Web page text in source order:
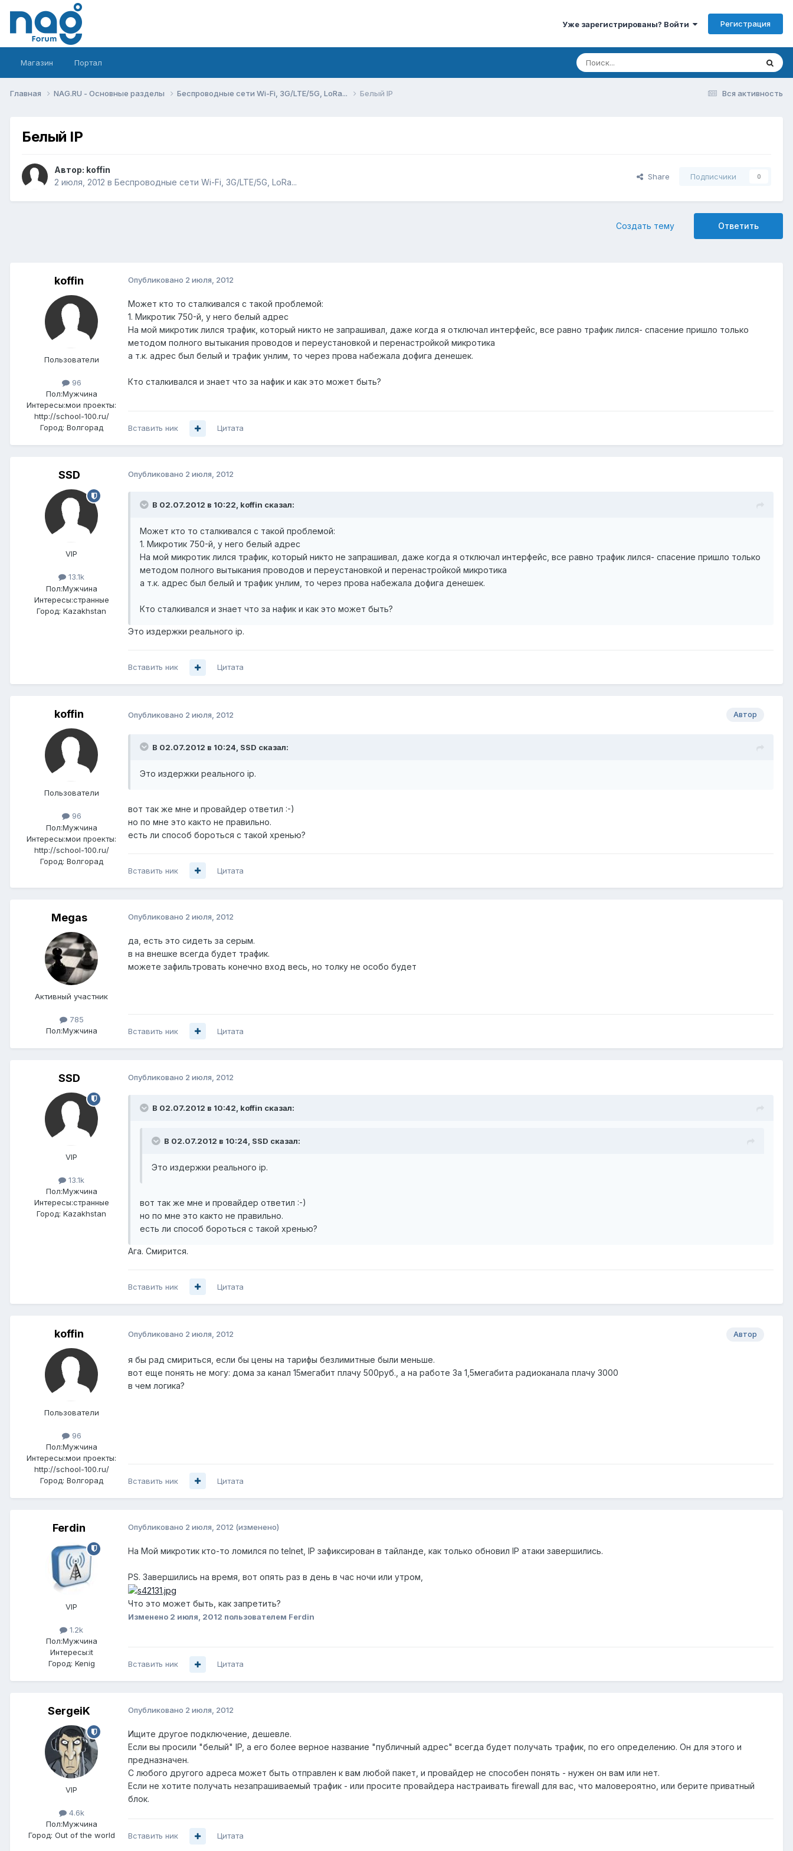
Уже зарегистрированы? Войти Регистрация
Магазин Портал
Вся активность
Главная NAG.RU - Основные разделы Беспроводные сети Wi-Fi, 3G/LTE/5G, LoRa... Белый IP
Белый IP
Автор: koffin
2 июля, 2012 в Беспроводные сети Wi-Fi, 3G/LTE/5G, LoRa...
Share Подписчики 0
Ответить
Создать тему
koffin
Пользователи
96
Пол:Мужчина
Интересы:мои проекты:
http://school-100.ru/
Город: Волгорад
Опубликовано 2 июля, 2012
Может кто то сталкивался с такой проблемой:
1. Микротик 750-й, у него белый адрес
На мой микротик лился трафик, который никто не запрашивал, даже когда я отключал интерфейс, все равно трафик лился- спасение пришло только
методом полного вытыкания проводов и переустановкой и перенастройкой микротика
а т.к. адрес был белый и трафик унлим, то через прова набежала дофига денешек.
Кто сталкивался и знает что за нафик и как это может быть?
Вставить ник Цитата
SSD
VIP
13.1k
Пол:Мужчина
Интересы:странные
Город: Kazakhstan
Опубликовано 2 июля, 2012
В 02.07.2012 в 10:22, koffin сказал:
Может кто то сталкивался с такой проблемой:
1. Микротик 750-й, у него белый адрес
На мой микротик лился трафик, который никто не запрашивал, даже когда я отключал интерфейс, все равно трафик лился- спасение пришло только
методом полного вытыкания проводов и переустановкой и перенастройкой микротика
а т.к. адрес был белый и трафик унлим, то через прова набежала дофига денешек.
Кто сталкивался и знает что за нафик и как это может быть?
Это издержки реального ip.
Вставить ник Цитата
koffin
Пользователи
96
Пол:Мужчина
Интересы:мои проекты:
http://school-100.ru/
Город: Волгорад
Автор
Опубликовано 2 июля, 2012
В 02.07.2012 в 10:24, SSD сказал:
Это издержки реального ip.
вот так же мне и провайдер ответил :-)
но по мне это както не правильно.
есть ли способ бороться с такой хренью?
Вставить ник Цитата
Megas
Активный участник
785
Пол:Мужчина
Опубликовано 2 июля, 2012
да, есть это сидеть за серым.
в на внешке всегда будет трафик.
можете зафильтровать конечно вход весь, но толку не особо будет
Вставить ник Цитата
SSD
VIP
13.1k
Пол:Мужчина
Интересы:странные
Город: Kazakhstan
Опубликовано 2 июля, 2012
В 02.07.2012 в 10:42, koffin сказал:
В 02.07.2012 в 10:24, SSD сказал:
Это издержки реального ip.
вот так же мне и провайдер ответил :-)
но по мне это както не правильно.
есть ли способ бороться с такой хренью?
Ага. Смирится.
Вставить ник Цитата
koffin
Пользователи
96
Пол:Мужчина
Интересы:мои проекты:
http://school-100.ru/
Город: Волгорад
Автор
Опубликовано 2 июля, 2012
я бы рад смириться, если бы цены на тарифы безлимитные были меньше.
вот еще понять не могу: дома за канал 15мегабит плачу 500руб., а на работе За 1,5мегабита радиоканала плачу 3000
в чем логика?
Вставить ник Цитата
Ferdin
VIP
1.2k
Пол:Мужчина
Интересы:it
Город: Kenig
Опубликовано 2 июля, 2012 (изменено)
На Мой микротик кто-то ломился по telnet, IP зафиксирован в тайланде, как только обновил IP атаки завершились.
PS. Завершились на время, вот опять раз в день в час ночи или утром,
Что это может быть, как запретить?
Изменено 2 июля, 2012 пользователем Ferdin
Вставить ник Цитата
SergeiK
VIP
4.6k
Пол:Мужчина
Город: Out of the world
Опубликовано 2 июля, 2012
Ищите другое подключение, дешевле.
Если вы просили "белый" IP, а его более верное название "публичный адрес" всегда будет получать трафик, по его определению. Он для этого и
предназначен.
С любого другого адреса может быть отправлен к вам любой пакет, и провайдер не способен понять - нужен он вам или нет.
Если не хотите получать незапрашиваемый трафик - или просите провайдера настраивать firewall для вас, что маловероятно, или берите приватный
блок.
Вставить ник Цитата